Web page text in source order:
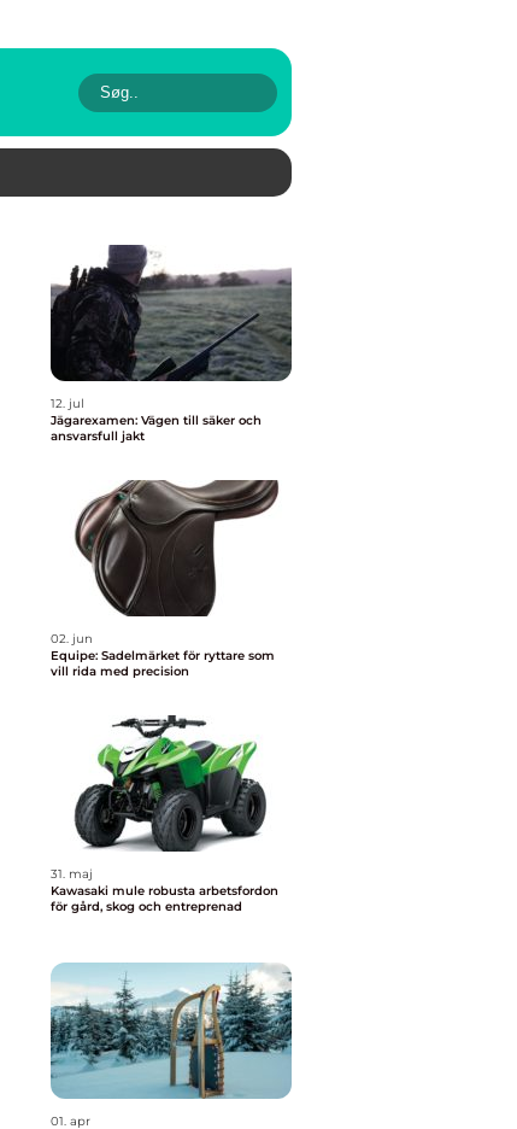
12. jul
Jägarexamen: Vägen till säker och
ansvarsfull jakt
02. jun
Equipe: Sadelmärket för ryttare som
vill rida med precision
31. maj
Kawasaki mule robusta arbetsfordon
för gård, skog och entreprenad
01. apr